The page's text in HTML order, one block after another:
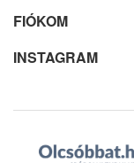
FIÓKOM
INSTAGRAM